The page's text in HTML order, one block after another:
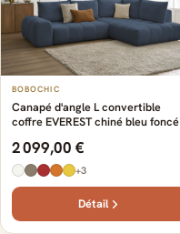
BOBOCHIC
Canapé d'angle L convertible
coffre EVEREST chiné bleu foncé
2 099,00 €
+3
Détail